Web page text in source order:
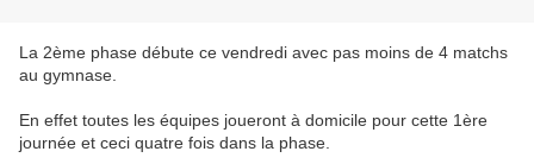
La 2ème phase débute ce vendredi avec pas moins de 4 matchs
au gymnase.
En effet toutes les équipes joueront à domicile pour cette 1ère
journée et ceci quatre fois dans la phase.